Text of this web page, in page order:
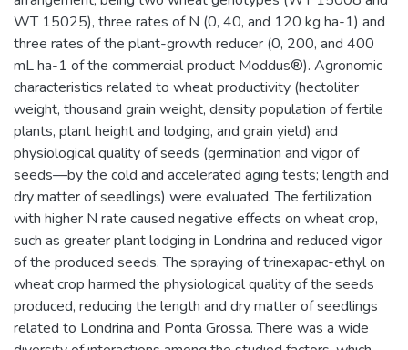
WT 15025), three rates of N (0, 40, and 120 kg ha-1) and
three rates of the plant-growth reducer (0, 200, and 400
mL ha-1 of the commercial product Moddus®). Agronomic
characteristics related to wheat productivity (hectoliter
weight, thousand grain weight, density population of fertile
plants, plant height and lodging, and grain yield) and
physiological quality of seeds (germination and vigor of
seeds—by the cold and accelerated aging tests; length and
dry matter of seedlings) were evaluated. The fertilization
with higher N rate caused negative effects on wheat crop,
such as greater plant lodging in Londrina and reduced vigor
of the produced seeds. The spraying of trinexapac-ethyl on
wheat crop harmed the physiological quality of the seeds
produced, reducing the length and dry matter of seedlings
related to Londrina and Ponta Grossa. There was a wide